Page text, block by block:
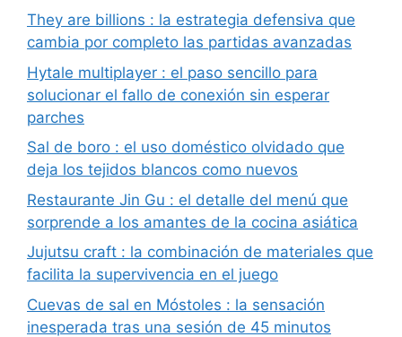
They are billions : la estrategia defensiva que
cambia por completo las partidas avanzadas
Hytale multiplayer : el paso sencillo para
solucionar el fallo de conexión sin esperar
parches
Sal de boro : el uso doméstico olvidado que
deja los tejidos blancos como nuevos
Restaurante Jin Gu : el detalle del menú que
sorprende a los amantes de la cocina asiática
Jujutsu craft : la combinación de materiales que
facilita la supervivencia en el juego
Cuevas de sal en Móstoles : la sensación
inesperada tras una sesión de 45 minutos